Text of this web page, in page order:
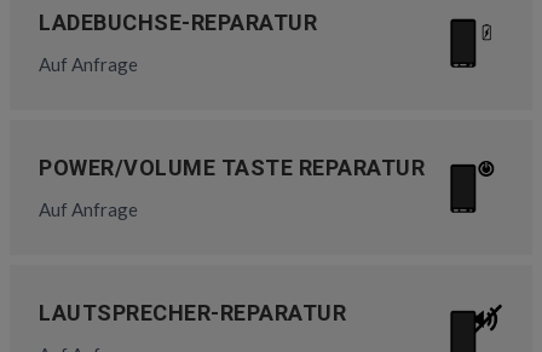
LADEBUCHSE-REPARATUR
Auf Anfrage
POWER/VOLUME TASTE REPARATUR
Auf Anfrage
LAUTSPRECHER-REPARATUR